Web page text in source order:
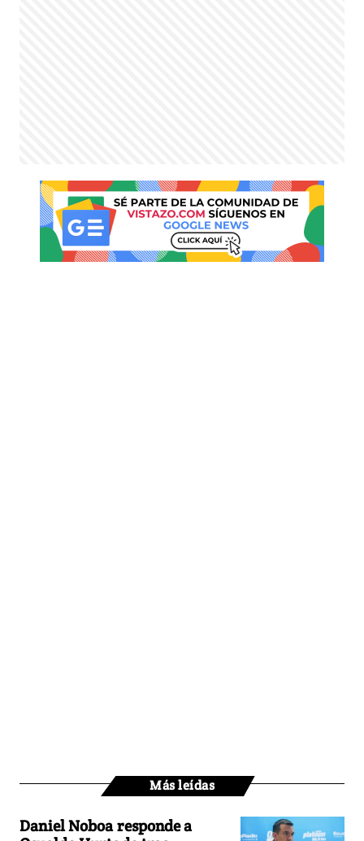
Más leídas
Daniel Noboa responde a